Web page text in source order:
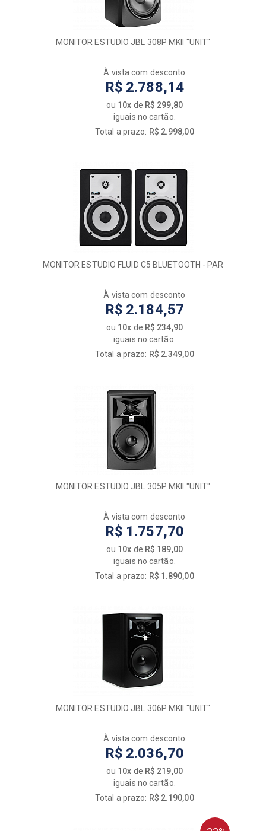
MONITOR ESTUDIO JBL 308P MKII "UNIT"
À vista com desconto
R$ 2.788,14
ou 10x de R$ 299,80
iguais no cartão.
Total a prazo: R$ 2.998,00
MONITOR ESTUDIO FLUID C5 BLUETOOTH - PAR
À vista com desconto
R$ 2.184,57
ou 10x de R$ 234,90
iguais no cartão.
Total a prazo: R$ 2.349,00
MONITOR ESTUDIO JBL 305P MKII "UNIT"
À vista com desconto
R$ 1.757,70
ou 10x de R$ 189,00
iguais no cartão.
Total a prazo: R$ 1.890,00
MONITOR ESTUDIO JBL 306P MKII "UNIT"
À vista com desconto
R$ 2.036,70
ou 10x de R$ 219,00
iguais no cartão.
Total a prazo: R$ 2.190,00